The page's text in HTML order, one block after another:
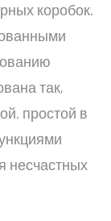
коробок.
так,
простой в
несчастных